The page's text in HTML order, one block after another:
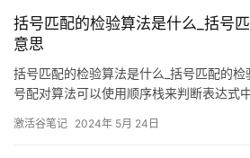
括号匹配的检验算法是什么_括号
意思
括号匹配的检验算法是什么_括号匹配的
号配对算法可以使用顺序栈来判断表达式
到右遍历表达式中的每个字符，如果遇到
激活谷笔记 2024年 5月 24日